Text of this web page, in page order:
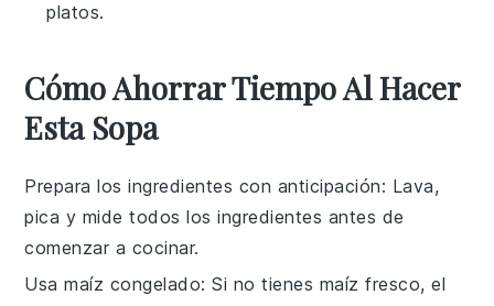
platos.
Cómo Ahorrar Tiempo Al Hacer
Esta Sopa
Prepara los ingredientes con anticipación: Lava,
pica y mide todos losingredientes antes de
comenzar a cocinar.
Usa maíz congelado: Si no tienes maíz fresco, el